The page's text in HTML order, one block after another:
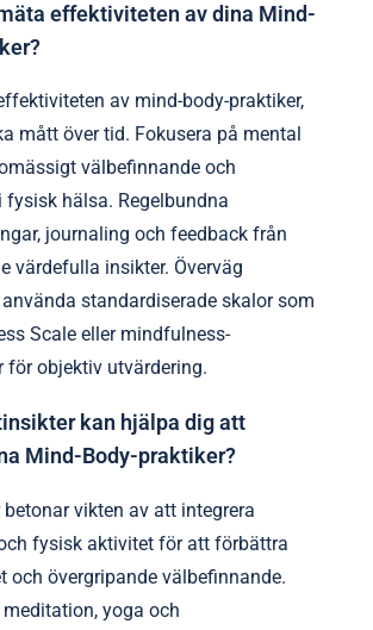
effektiviteten av dina Mind-
av mind-body-praktiker,
mått över tid. Fokusera på mental
välbefinnande och
hälsa. Regelbundna
journaling och feedback från
värdefulla insikter. Överväg
standardiserade skalor som
Scale eller mindfulness-
för objektiv utvärdering.
kan hjälpa dig att
Mind-Body-praktiker?
betonar vikten av att integrera
fysisk aktivitet för att förbättra
och övergripande välbefinnande.
yoga och